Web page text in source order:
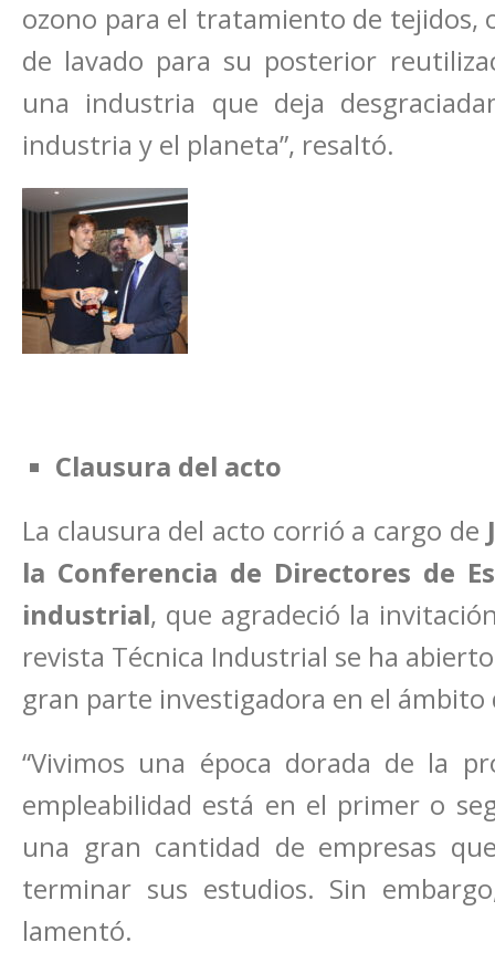
ozono para el tratamiento de tejidos,
de lavado para su posterior
una industria que deja
industria y el planeta”, resaltó.
Clausura del acto
La clausura del acto corrió a cargo de
la Conferencia de Directores de
industrial, que agradeció la
revista Técnica Industrial se ha
gran parte investigadora en el ámbito
“Vivimos una época dorada de la
empleabilidad está en el primer o
una gran cantidad de empresas
terminar sus estudios. Sin
lamentó.